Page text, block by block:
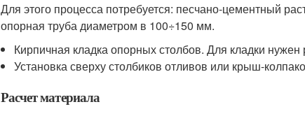
Для этого процесса потребуется: песчано-цементный
опорная труба диаметром в 100÷150 мм.
Кирпичная кладка опорных столбов. Для кладки нужен
Установка сверху столбиков отливов или крыш-
Расчет материала